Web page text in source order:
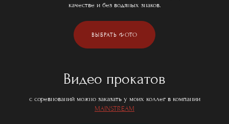
качестве и без водяных знаков.
ВЫБРАТЬ ФОТО
Видео прокатов
с соревнований можно заказать у моих коллег в компании
MAINSTREAM